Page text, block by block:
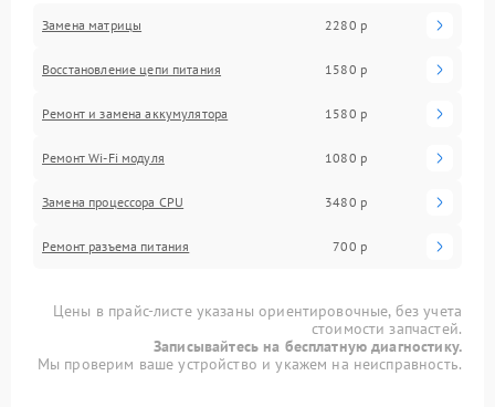
Замена матрицы 2280 р
Восстановление цепи питания 1580 р
Ремонт и замена аккумулятора 1580 р
Ремонт Wi-Fi модуля 1080 р
Замена процессора CPU 3480 р
Ремонт разъема питания 700 р
Цены в прайс-листе указаны ориентировочные, без учета
стоимости запчастей.
Записывайтесь на бесплатную диагностику.
Мы проверим ваше устройство и укажем на неисправность.